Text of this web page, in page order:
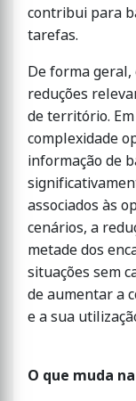
contribui para
tarefas.
De forma
reduções
de território.
complexidade
informação de
associados às
cenários, a
metade dos
situações sem
de aumentar a
e a sua
O que muda